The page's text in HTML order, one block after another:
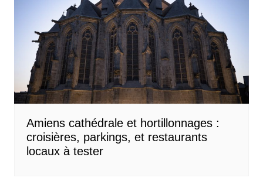
Amiens cathédrale et hortillonnages :
croisières, parkings, et restaurants
locaux à tester